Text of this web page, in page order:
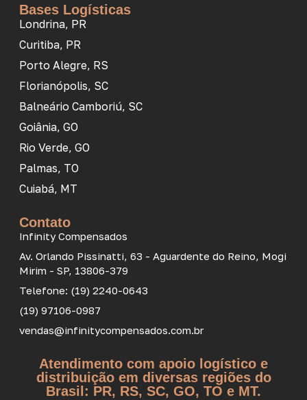
Bases Logísticas
Londrina, PR
Curitiba, PR
Porto Alegre, RS
Florianópolis, SC
Balneário Camboriú, SC
Goiânia, GO
Rio Verde, GO
Palmas, TO
Cuiabá, MT
Contato
Infinity Compensados
Av. Orlando Pissinatti, 63 - Aguardente do Reino, Mogi
Mirim - SP, 13806-379
Telefone: (19) 2240-0643
(19) 97106-0987
vendas@infinitycompensados.com.br
Atendimento com apoio logístico e
distribuição em diversas regiões do
Brasil: PR, RS, SC, GO, TO e MT.